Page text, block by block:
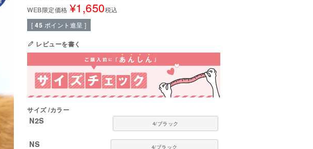
WEB限定価格 ¥1,650税込
[ 45 ポイント進呈 ]
レビューを書く
サイズ カラー
N2S 4/ブラック
NS 4/ブラック